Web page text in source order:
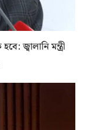
জ্বালানি মন্ত্রী